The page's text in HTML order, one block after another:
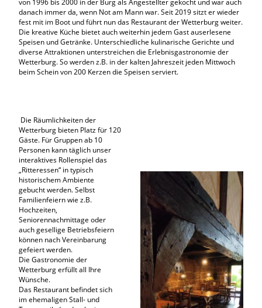
von 1996 bis 2000 in der Burg als Angestellter gekocht und war auch
danach immer da, wenn Not am Mann war. Seit 2019 sitzt er wieder
fest mit im Boot und führt nun das Restaurant der Wetterburg weiter.
Die kreative Küche bietet auch weiterhin jedem Gast auserlesene
Speisen und Getränke. Unterschiedliche kulinarische Gerichte und
diverse Attraktionen unterstreichen die Erlebnisgastronomie der
Wetterburg. So werden z.B. in der kalten Jahreszeit jeden Mittwoch
beim Schein von 200 Kerzen die Speisen serviert.
Die Räumlichkeiten der
Wetterburg bieten Platz für 120
Gäste. Für Gruppen ab 10
Personen kann täglich unser
interaktives Rollenspiel das
„Ritteressen“ in typisch
historischem Ambiente
gebucht werden. Selbst
Familienfeiern wie z.B.
Hochzeiten,
Seniorennachmittage oder
auch gesellige Betriebsfeiern
können nach Vereinbarung
gefeiert werden.
Die Gastronomie der
Wetterburg erfüllt all Ihre
Wünsche.
Das Restaurant befindet sich
im ehemaligen Stall- und